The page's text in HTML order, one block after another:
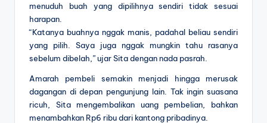
menuduh buah yang dipilihnya sendiri tidak sesuai
harapan.
“Katanya buahnya nggak manis, padahal beliau sendiri
yang pilih. Saya juga nggak mungkin tahu rasanya
sebelum dibelah,” ujar Sita dengan nada pasrah.
Amarah pembeli semakin menjadi hingga merusak
dagangan di depan pengunjung lain. Tak ingin suasana
ricuh, Sita mengembalikan uang pembelian, bahkan
menambahkan Rp6 ribu dari kantong pribadinya.